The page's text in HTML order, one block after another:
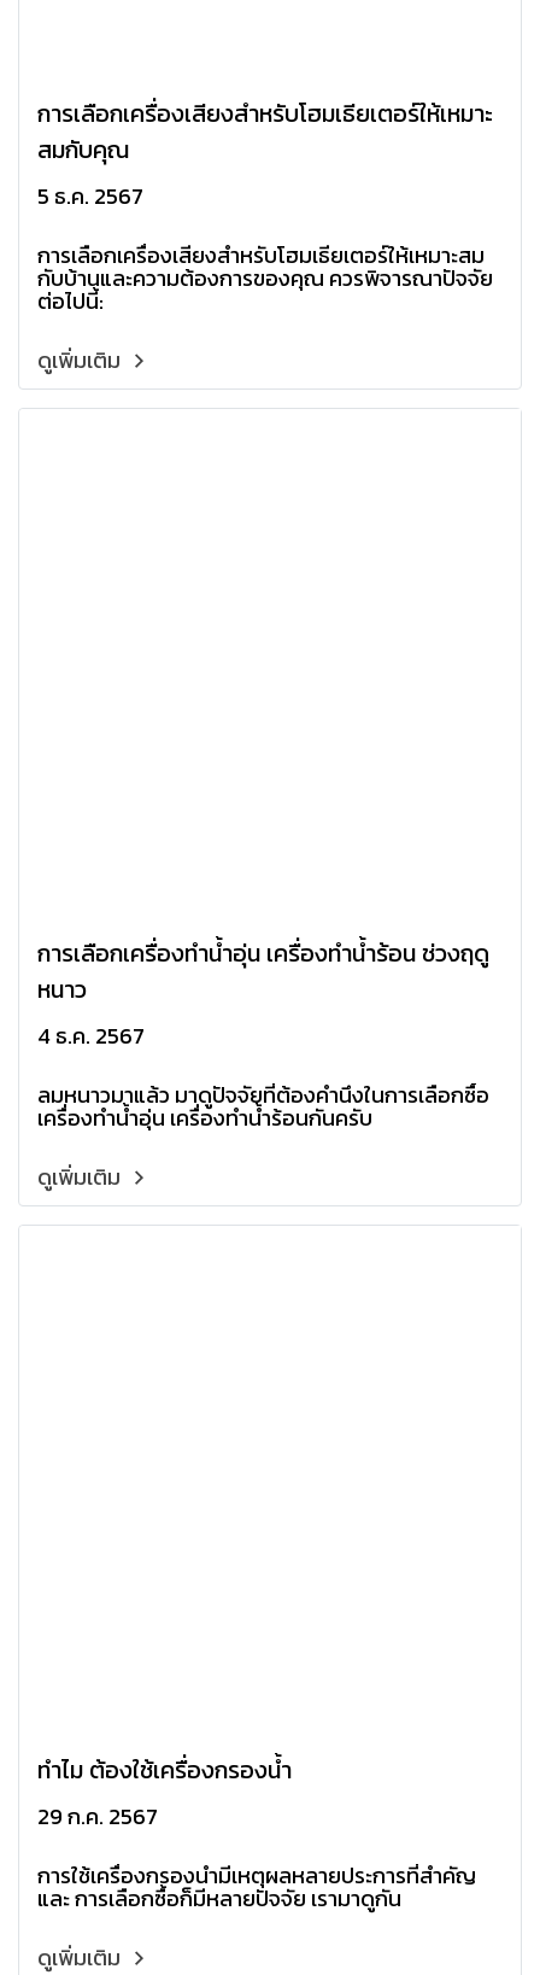
การเลือกเครื่องเสียงสำหรับโฮมเธียเตอร์ให้เหมาะ
สมกับคุณ
5 ธ.ค. 2567
การเลือกเครื่องเสียงสำหรับโฮมเธียเตอร์ให้เหมาะสม
กับบ้านและความต้องการของคุณ ควรพิจารณาปัจจัย
ต่อไปนี้:
ดูเพิ่มเติม
การเลือกเครื่องทำน้ำอุ่น เครื่องทำน้ำร้อน ช่วงฤดู
หนาว
4 ธ.ค. 2567
ลมหนาวมาแล้ว มาดูปัจจัยที่ต้องคำนึงในการเลือกซื้อ
เครื่องทำน้ำอุ่น เครื่องทำน้ำร้อนกันครับ
ดูเพิ่มเติม
ทำไม ต้องใช้เครื่องกรองน้ำ
29 ก.ค. 2567
การใช้เครื่องกรองน้ำมีเหตุผลหลายประการที่สำคัญ
และ การเลือกซื้อก็มีหลายปัจจัย เรามาดูกัน
ดูเพิ่มเติม